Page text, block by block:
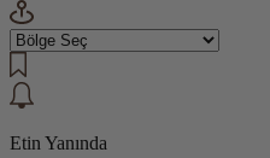
Etin Yanında